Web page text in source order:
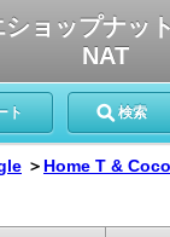
ショップナッ
NAT
ト 検索
＞ Home T &